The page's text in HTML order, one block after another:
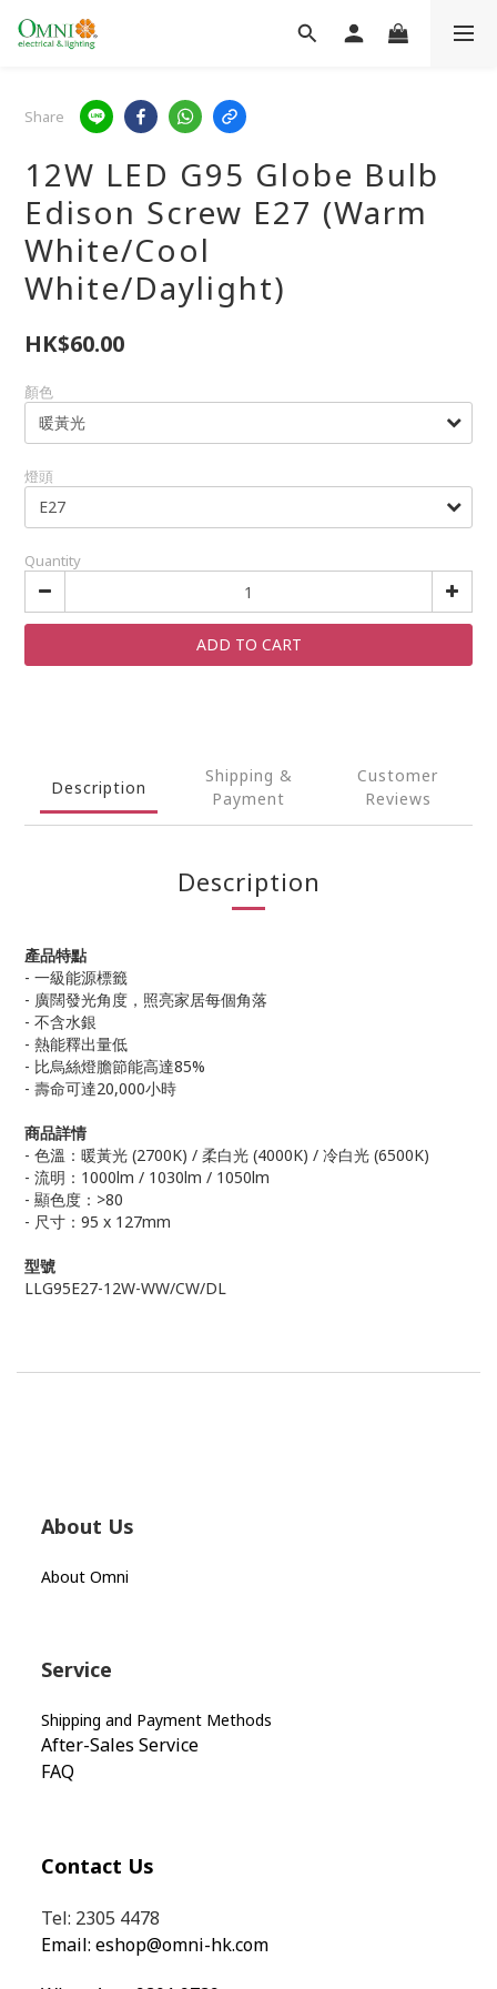
Share
12W LED G95 Globe Bulb
Edison Screw E27 (Warm
White/Cool
White/Daylight)
HK$60.00
顏色
燈頭
Quantity
ADD TO CART
Description
Shipping &
Payment
Customer
Reviews
Description
產品特點
- 一級能源標籤
- 廣闊發光角度，照亮家居每個角落
- 不含水銀
- 熱能釋出量低
- 比烏絲燈膽節能高達85%
- 壽命可達20,000小時
商品詳情
- 色溫：暖黃光 (2700K) / 柔白光 (4000K) / 冷白光 (6500K)
- 流明：1000lm / 1030lm / 1050lm
- 顯色度：>80
- 尺寸：95 x 127mm
型號
LLG95E27-12W-WW/CW/DL
About Us
About Omni
Service
Shipping and Payment Methods
After-Sales Service
FAQ
Contact Us
Tel: 2305 4478
Email: eshop@omni-hk.com